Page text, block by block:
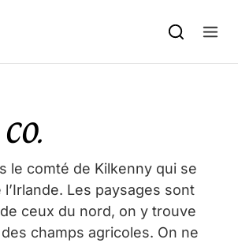
le comté de Kilkenny qui se
Les paysages sont
ceux du nord, on y trouve
champs agricoles. On ne